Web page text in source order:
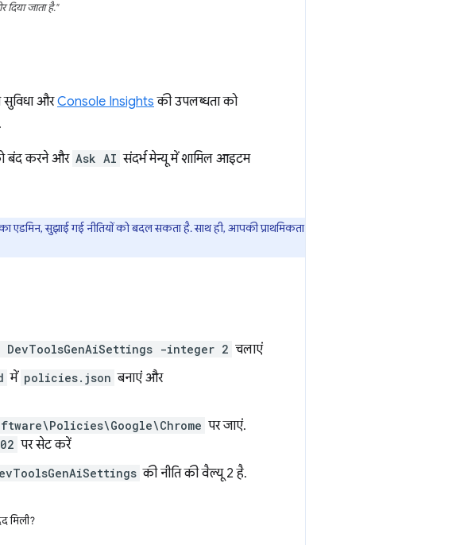
जाता है."
सुविधा औरConsole Insights की उपलब्धता को
बंद करने और Ask AI संदर्भ मेन्यू में शामिल आइटम
एडमिन, सुझाई गई नीतियों को बदल सकता है. साथ ही, आपकी प्राथमिकता
-integer 2 चलाएं
में policies.json बनाएं और
पर जाएं.
पर सेट करें
की नीति की वैल्यू 2 है.
मिली?